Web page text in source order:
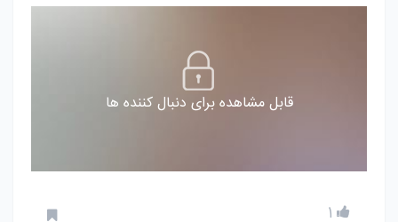
قابل مشاهده برای دنبال کننده ها
1